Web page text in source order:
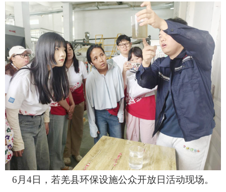
6月4日， 若羌县环保设施公众开放日活动现场。